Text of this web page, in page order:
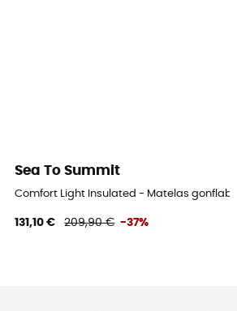
Sea To Summit
Comfort Light Insulated - Matelas gonflable
131,10 € 209,90 € -37%